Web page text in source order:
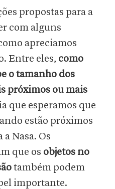
propostas para a
com alguns
apreciamos
Entre eles, como
o tamanho dos
próximos ou mais
que esperamos que
estão próximos
Nasa. Os
que os objetos no
também podem
importante.